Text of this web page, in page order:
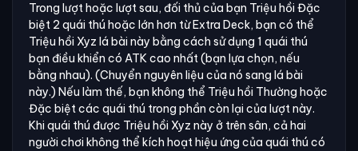
Trong lượt hoặc lượt sau, đối thủ của bạn Triệu hồi Đặc
biệt 2 quái thú hoặc lớn hơn từ Extra Deck, bạn có thể
Triệu hồi Xyz lá bài này bằng cách sử dụng 1 quái thú
bạn điều khiển có ATK cao nhất (bạn lựa chọn, nếu
bằng nhau). (Chuyển nguyên liệu của nó sang lá bài
này.) Nếu làm thế, bạn không thể Triệu hồi Thường hoặc
Đặc biệt các quái thú trong phần còn lại của lượt này.
Khi quái thú được Triệu hồi Xyz này ở trên sân, cả hai
người chơi không thể kích hoạt hiệu ứng của quái thú có